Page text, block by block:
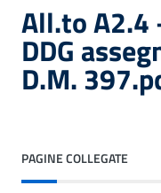
All.to A2.4
DDG
D.M.
PAGINE COLLEGATE